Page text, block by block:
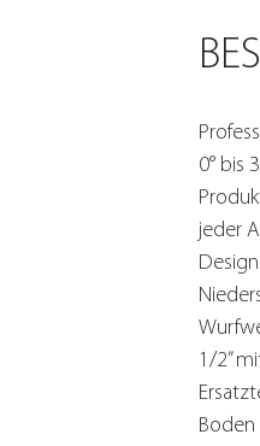
0° bis
jeder
1/2”
Boden